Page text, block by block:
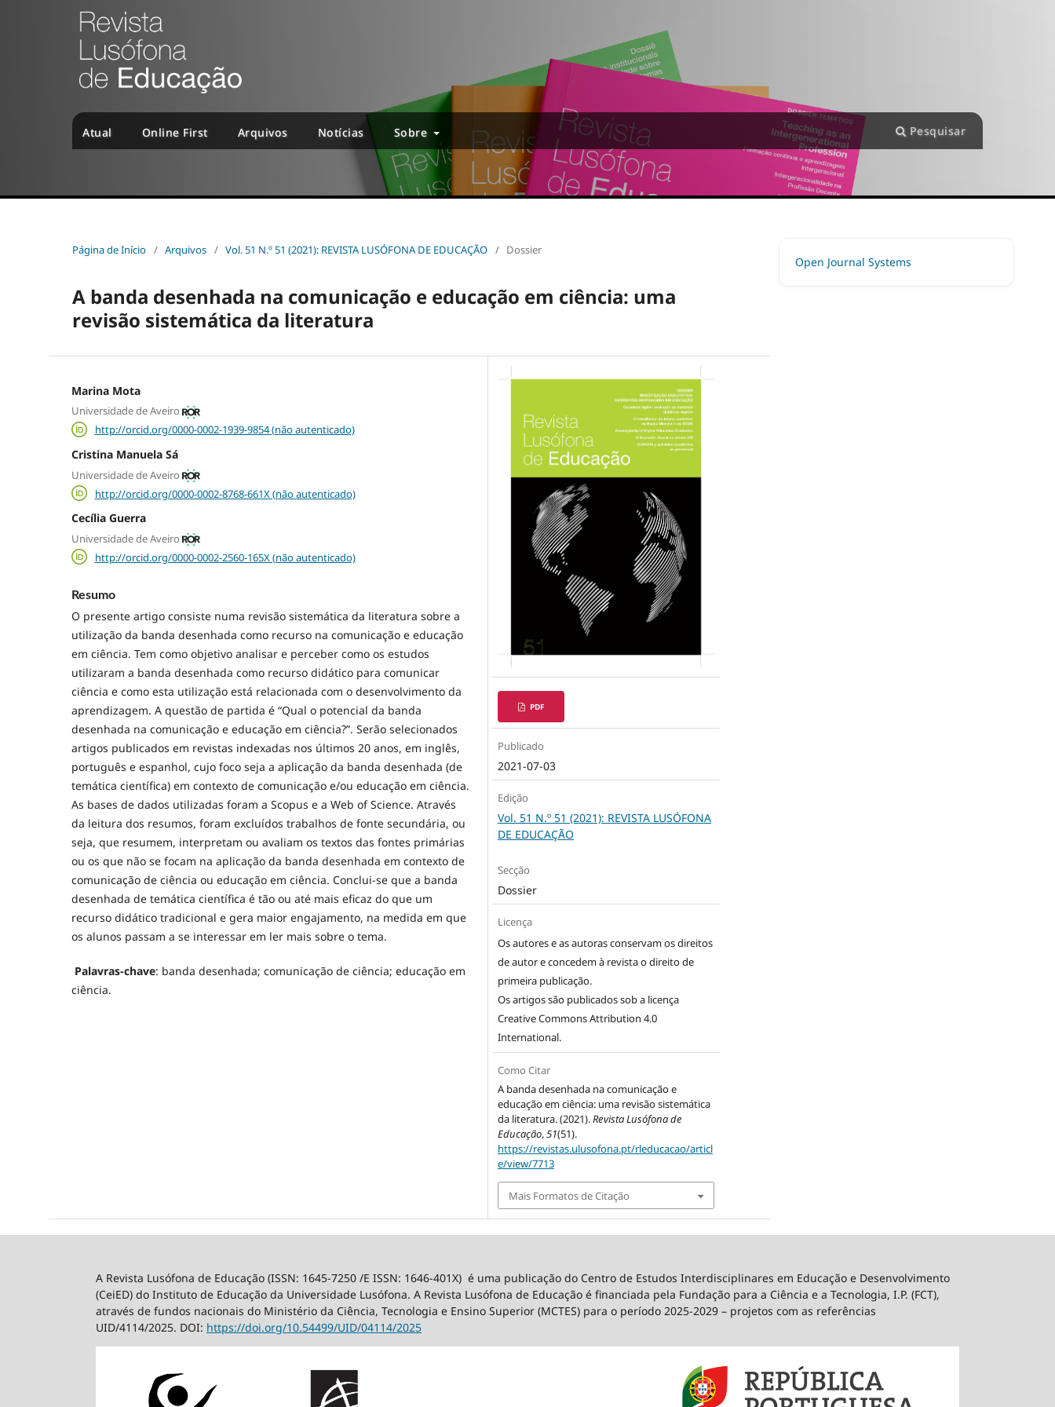
Atual Online First Arquivos Notícias Sobre Pesquisar
Página de Início / Arquivos / Vol. 51 N.º 51 (2021): REVISTA LUSÓFONA DE EDUCAÇÃO / Dossier
A banda desenhada na comunicação e educação em ciência: uma
revisão sistemática da literatura
Marina Mota
Universidade de Aveiro
http://orcid.org/0000-0002-1939-9854 (não autenticado)
Cristina Manuela Sá
Universidade de Aveiro
http://orcid.org/0000-0002-8768-661X (não autenticado)
Cecília Guerra
Universidade de Aveiro
http://orcid.org/0000-0002-2560-165X (não autenticado)
Resumo
O presente artigo consiste numa revisão sistemática da literatura sobre a
utilização da banda desenhada como recurso na comunicação e educação
em ciência. Tem como objetivo analisar e perceber como os estudos
utilizaram a banda desenhada como recurso didático para comunicar
ciência e como esta utilização está relacionada com o desenvolvimento da
aprendizagem. A questão de partida é “Qual o potencial da banda
desenhada na comunicação e educação em ciência?”. Serão selecionados
artigos publicados em revistas indexadas nos últimos 20 anos, em inglês,
português e espanhol, cujo foco seja a aplicação da banda desenhada (de
temática científica) em contexto de comunicação e/ou educação em ciência.
As bases de dados utilizadas foram a Scopus e a Web of Science. Através
da leitura dos resumos, foram excluídos trabalhos de fonte secundária, ou
seja, que resumem, interpretam ou avaliam os textos das fontes primárias
ou os que não se focam na aplicação da banda desenhada em contexto de
comunicação de ciência ou educação em ciência. Conclui-se que a banda
desenhada de temática científica é tão ou até mais eficaz do que um
recurso didático tradicional e gera maior engajamento, na medida em que
os alunos passam a se interessar em ler mais sobre o tema.
Palavras-chave: banda desenhada; comunicação de ciência; educação em
ciência.
PDF
Publicado
2021-07-03
Edição
Vol. 51 N.º 51 (2021): REVISTA LUSÓFONA
DE EDUCAÇÃO
Secção
Dossier
Licença
Os autores e as autoras conservam os direitos
de autor e concedem à revista o direito de
primeira publicação.
Os artigos são publicados sob a licença
Creative Commons Attribution 4.0
International.
Como Citar
A banda desenhada na comunicação e
educação em ciência: uma revisão sistemática
da literatura. (2021).Revista Lusófona de
Educação,51(51).
https://revistas.ulusofona.pt/rleducacao/articl
e/view/7713
Mais Formatos de Citação
Open Journal Systems
A Revista Lusófona de Educação (ISSN: 1645-7250 /E ISSN: 1646-401X) é uma publicação do Centro de Estudos Interdisciplinares em Educação e Desenvolvimento
(CeiED) do Instituto de Educação da Universidade Lusófona. A Revista Lusófona de Educação é financiada pela Fundação para a Ciência e a Tecnologia, I.P. (FCT),
através de fundos nacionais do Ministério da Ciência, Tecnologia e Ensino Superior (MCTES) para o período 2025-2029 – projetos com as referências
UID/4114/2025. DOI: https://doi.org/10.54499/UID/04114/2025